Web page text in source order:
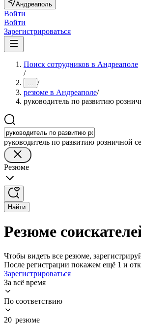
Андреаполь
Войти
Войти
Зарегистрироваться
Поиск сотрудников в Андреаполе
/
... /
резюме в Андреаполе/
руководитель по развитию
руководитель по развитию розничной
Резюме
Найти
Резюме
Чтобы видеть все резюме,
После регистрации покажем ещё 1 и
Зарегистрироваться
За всё время
По соответствию
20 резюме